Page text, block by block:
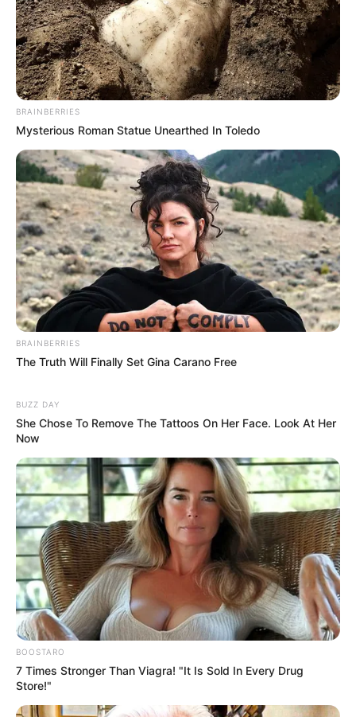
BRAINBERRIES
Mysterious Roman Statue Unearthed In Toledo
BRAINBERRIES
The Truth Will Finally Set Gina Carano Free
BUZZ DAY
She Chose To Remove The Tattoos On Her Face. Look At Her
Now
BOOSTARO
7 Times Stronger Than Viagra! "It Is Sold In Every Drug
Store!"